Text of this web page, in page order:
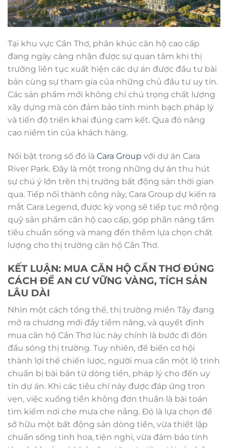
Tại khu vực Cần Thơ, phân khúc căn hộ cao cấp
đang ngày càng nhận được sự quan tâm khi thị
trường liên tục xuất hiện các dự án được đầu tư bài
bản cùng sự tham gia của những chủ đầu tư uy tín.
Các sản phẩm mới không chỉ chú trọng chất lượng
xây dựng mà còn đảm bảo tính minh bạch pháp lý
và tiến độ triển khai đúng cam kết. Qua đó nâng
cao niềm tin của khách hàng.
Nổi bật trong số đó là Cara Group với dự án Cara
River Park. Đây là một trong những dự án thu hút
sự chú ý lớn trên thị trường bất động sản thời gian
qua. Tiếp nối thành công này, Cara Group dự kiến ra
mắt Cara Legend, được kỳ vọng sẽ tiếp tục mở rộng
quỹ sản phẩm căn hộ cao cấp, góp phần nâng tầm
tiêu chuẩn sống và mang đến thêm lựa chọn chất
lượng cho thị trường căn hộ Cần Thơ.
KẾT LUẬN: MUA CĂN HỘ CẦN THƠ ĐÚNG
CÁCH ĐỂ AN CƯ VỮNG VÀNG, TÍCH SẢN
LÂU DÀI
Nhìn một cách tổng thể, thị trường miền Tây đang
mở ra chương mới đầy tiềm năng, và quyết định
mua căn hộ Cần Thơ lúc này chính là bước đi đón
đầu sóng thị trường. Tuy nhiên, để biến cơ hội
thành lợi thế chiến lược, người mua cần một lộ trình
chuẩn bị bài bản từ dòng tiền, pháp lý cho đến uy
tín dự án. Khi các tiêu chí này được đáp ứng trọn
vẹn, việc xuống tiền không đơn thuần là bài toán
tìm kiếm nơi che mưa che nắng. Đó là lựa chọn để
sở hữu một bất động sản dòng tiền, vừa thiết lập
chuẩn sống tinh hoa, tiện nghi, vừa đảm bảo tính